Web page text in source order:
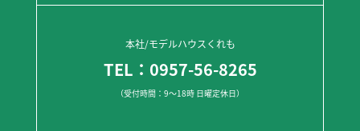
本社/モデルハウスくれも
TEL：0957-56-8265
（受付時間：9～18時 日曜定休日）